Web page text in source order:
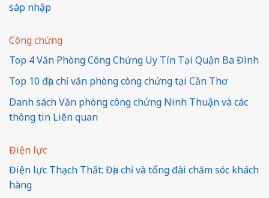
sáp nhập
Công chứng
Top 4 Văn Phòng Công Chứng Uy Tín Tại Quận Ba Đình
Top 10 địa chỉ văn phòng công chứng tại Cần Thơ
Danh sách Văn phòng công chứng Ninh Thuận và các
thông tin Liên quan
Điện lực
Điện lực Thạch Thất: Địa chỉ và tổng đài chăm sóc khách
hàng